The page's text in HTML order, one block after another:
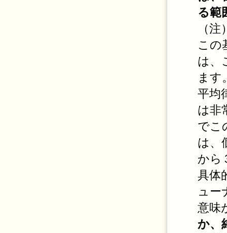
る範
（
この
は、
ます
平均
は非
でこ
は、
から
具体
ュー
意味
か、